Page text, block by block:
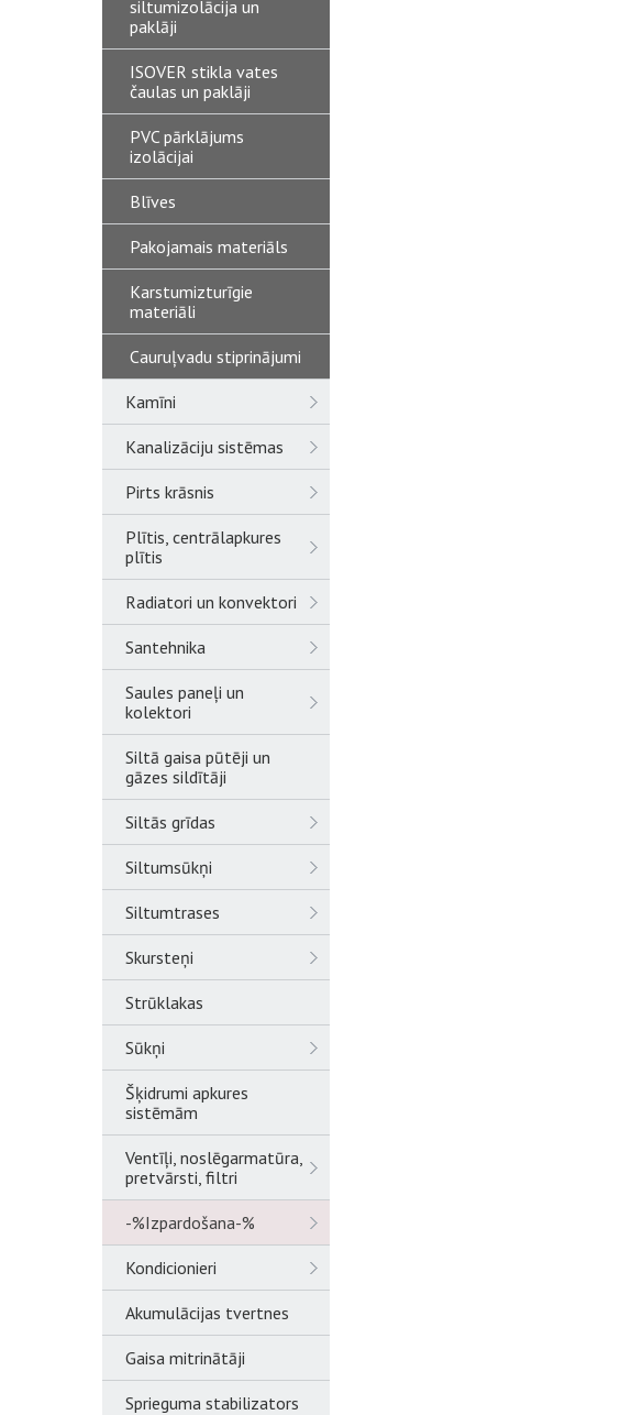
siltumizolācija un
paklāji
ISOVER stikla vates
čaulas un paklāji
PVC pārklājums
izolācijai
Blīves
Pakojamais materiāls
Karstumizturīgie
materiāli
Cauruļvadu stiprinājumi
Kamīni
Kanalizāciju sistēmas
Pirts krāsnis
Plītis, centrālapkures
plītis
Radiatori un konvektori
Santehnika
Saules paneļi un
kolektori
Siltā gaisa pūtēji un
gāzes sildītāji
Siltās grīdas
Siltumsūkņi
Siltumtrases
Skursteņi
Strūklakas
Sūkņi
Šķidrumi apkures
sistēmām
Ventīļi, noslēgarmatūra,
pretvārsti, filtri
-%Izpardošana-%
Kondicionieri
Akumulācijas tvertnes
Gaisa mitrinātāji
Sprieguma stabilizators